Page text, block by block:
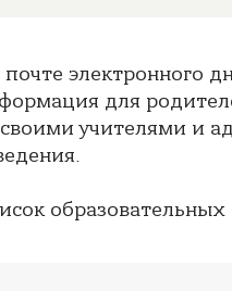
электронного
для
учителями и